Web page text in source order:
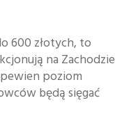
600 złotych, to
na Zachodzie
poziom
będą sięgać